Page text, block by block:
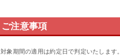
ご注意事項
対象期間の適用は約定日で判定いたします。